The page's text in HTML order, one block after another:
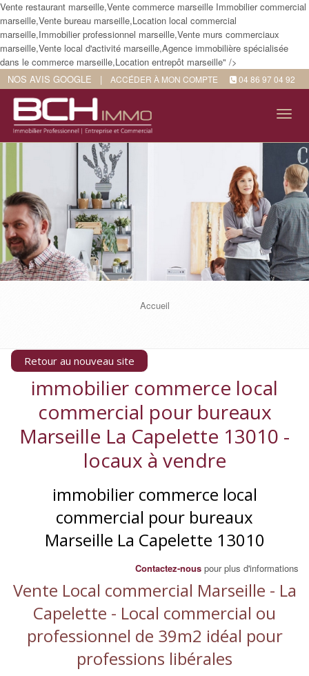
Vente restaurant marseille,Vente commerce marseille Immobilier commercial
marseille,Vente bureau marseille,Location local commercial
marseille,Immobilier professionnel marseille,Vente murs commerciaux
marseille,Vente local d'activité marseille,Agence immobilière spécialisée
dans le commerce marseille,Location entrepôt marseille" />
NOS AVIS GOOGLE
| ACCÉDER À MON COMPTE 04 86 97 04 92
Accueil
Retour au nouveau site
immobilier commerce local
commercial pour bureaux
Marseille La Capelette 13010 -
locaux à vendre
immobilier commerce local
commercial pour bureaux
Marseille La Capelette 13010
Contactez-nous pour plus d'informations
Vente Local commercial Marseille - La
Capelette - Local commercial ou
professionnel de 39m2 idéal pour
professions libérales